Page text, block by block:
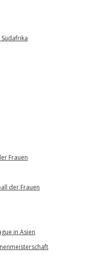
Frauen
der Frauen
in Asien